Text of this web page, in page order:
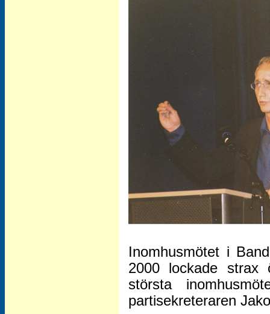
Inomhusmötet i
2000 lockade
största
partisekreteraren